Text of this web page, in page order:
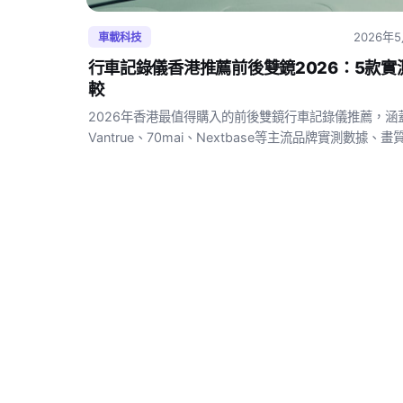
車載科技 2026年5
行車記錄儀香港推薦前後雙鏡2026：5款實
較
2026年香港最值得購入的前後雙鏡行車記錄儀推薦，涵
Vantrue、70mai、Nextbase等主流品牌實測數據、畫